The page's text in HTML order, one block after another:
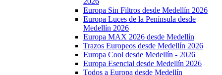
Europa Sin Filtros desde Medellín 2026
Europa Luces de la Península desde
Medellín 2026
Europa MAX 2026 desde Medellín
Trazos Europeos desde Medellín 2026
Europa Cool desde Medellín - 2026
Europa Esencial desde Medellín 2026
Todos a Europa desde Medellín